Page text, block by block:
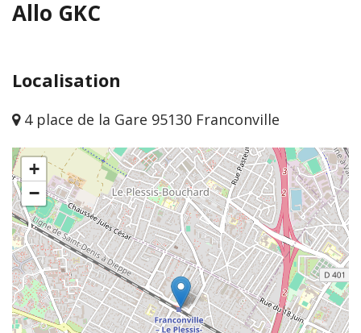
Allo GKC
Localisation
4 place de la Gare 95130 Franconville
+
−